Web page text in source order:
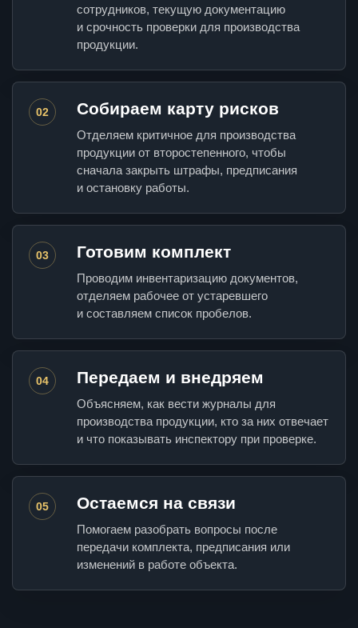
сотрудников, текущую документацию
и срочность проверки для производства
продукции.
02 Собираем карту рисков
Отделяем критичное для производства
продукции от второстепенного, чтобы
сначала закрыть штрафы, предписания
и остановку работы.
03 Готовим комплект
Проводим инвентаризацию документов,
отделяем рабочее от устаревшего
и составляем список пробелов.
04 Передаем и внедряем
Объясняем, как вести журналы для
производства продукции, кто за них отвечает
и что показывать инспектору при проверке.
05 Остаемся на связи
Помогаем разобрать вопросы после
передачи комплекта, предписания или
изменений в работе объекта.